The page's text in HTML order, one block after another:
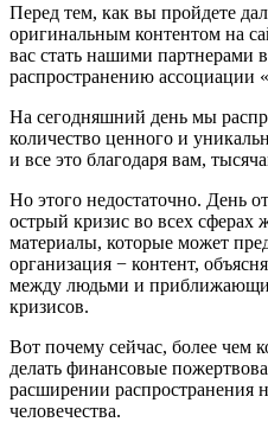
Перед тем, как вы пройдете
оригинальным контентом на
вас стать нашими партнерами
распространению ассоциации
На сегодняшний день мы
количество ценного и
и все это благодаря вам,
Но этого недостаточно. День
острый кризис во всех
материалы, которые может
организация − контент,
между людьми и
кризисов.
Вот почему сейчас, более чем
делать финансовые
расширении распространения
человечества.